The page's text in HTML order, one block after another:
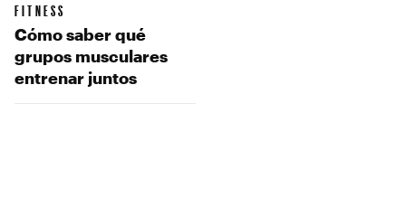
FITNESS
Cómo saber qué
grupos musculares
entrenar juntos